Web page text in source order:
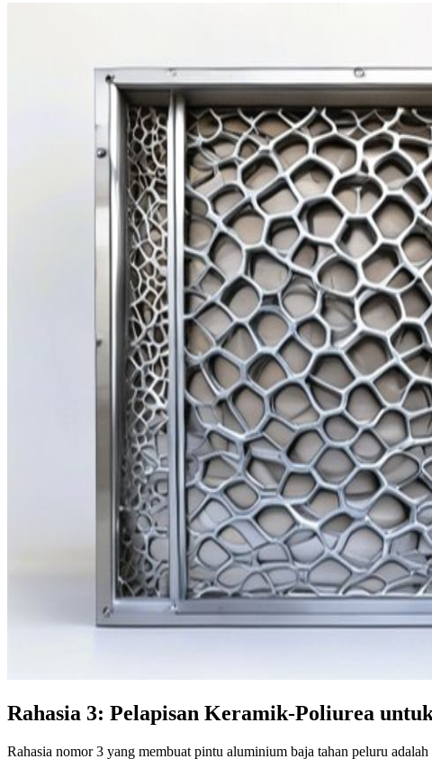
Rahasia 3: Pelapisan Keramik-Poliurea
Rahasia nomor 3 yang membuat pintu aluminium baja tahan peluru